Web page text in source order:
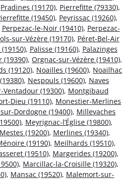
Pradines (19170), Pierrefitte (79330),
(19450), Peyrissac (19260),
Perpezac-le-Noir (19410), Perpezac-
sur-Vézère (19170), Péret-Bel-Air
, Palisse (19160), Palazinges
(19390), Orgnac-sur-Vézère (19410),
(19120), Noailles (19600), Noailhac
, Nespouls (19600), Naves
Ventadour (19300), Montgibaud
Dieu (19110), Monestier-Merlines
Dordogne (19400), Millevaches
, Meyrignac-l’Église (19800),
Mestes (19200), Merlines (19340),
(19190), Meilhards (19510),
(19510), Margerides (19200),
, Marcillac-la-Croisille (19320),
, Mansac (19520), Malemort-sur-